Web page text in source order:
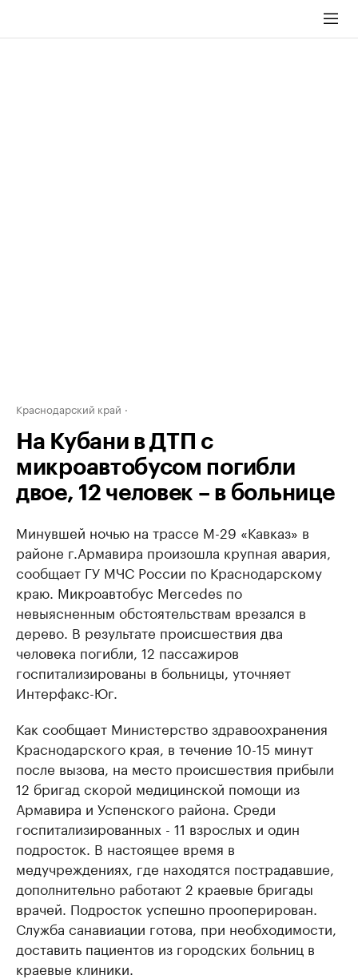
Краснодарский край
На Кубани в ДТП с
микроавтобусом погибли
двое, 12 человек – в больнице
Минувшей ночью на трассе М-29 «Кавказ» в
районе г.Армавира произошла крупная авария,
сообщает ГУ МЧС России по Краснодарскому
краю. Микроавтобус Mercedes по
невыясненным обстоятельствам врезался в
дерево. В результате происшествия два
человека погибли, 12 пассажиров
госпитализированы в больницы, уточняет
Интерфакс-Юг.
Как сообщает Министерство здравоохранения
Краснодарского края, в течение 10-15 минут
после вызова, на место происшествия прибыли
12 бригад скорой медицинской помощи из
Армавира и Успенского района. Среди
госпитализированных - 11 взрослых и один
подросток. В настоящее время в
медучреждениях, где находятся пострадавшие,
дополнительно работают 2 краевые бригады
врачей. Подросток успешно прооперирован.
Служба санавиации готова, при необходимости,
доставить пациентов из городских больниц в
краевые клиники.